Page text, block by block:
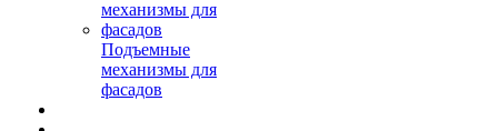
Подъемные
механизмы для
фасадов